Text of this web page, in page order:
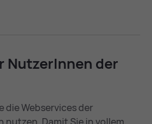
Nut­ze­rIn­nen der
die Webservices der